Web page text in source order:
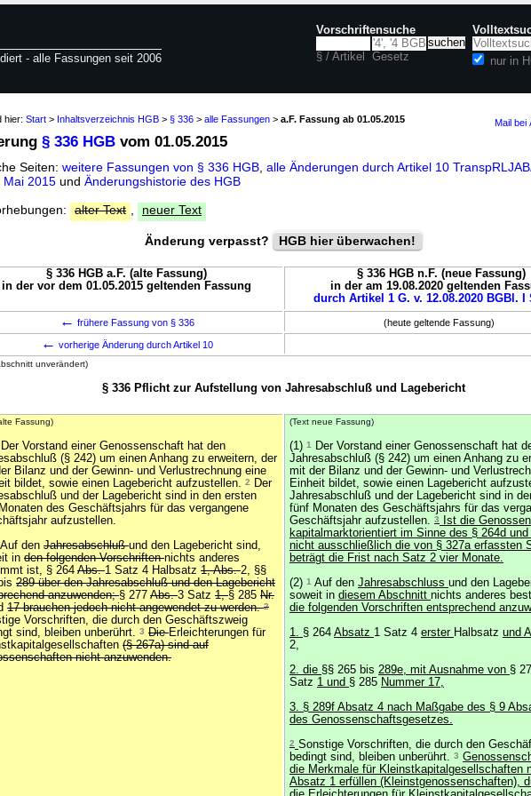
- alle Fassungen seit 2006
Vorschriftensuche
§ / Artikel Gesetz nur in
hier: Start > Inhaltsverzeichnis HGB > § 336 > alle Fassungen > a.F. Fassung ab 01.05.2015 Mail bei
§ 336 HGB vom 01.05.2015
Seiten: weitere Fassungen von § 336 HGB alle Änderungen durch Artikel 10
Mai 2015 und Änderungshistorie des HGB
alter Text neuer Text
Änderung verpasst? HGB hier überwachen!
§ 336 HGB a.F. (alte Fassung)
in der vor dem 01.05.2015 geltenden Fassung
§ 336 HGB n.F. (neue Fassung)
in der am 19.08.2020 geltenden
durch Artikel 1 G. v. 12.08.2020 BGBl. I
← frühere Fassung von § 336 (heute geltende Fassung)
← vorherige Änderung durch Artikel 10
unverändert)
§ 336 Pflicht zur Aufstellung von Jahresabschluß und Lagebericht
Fassung)
Der Vorstand einer Genossenschaft hat den
(§ 242) um einen Anhang zu erweitern, der
Bilanz und der Gewinn- und Verlustrechnung eine
bildet, sowie einen Lagebericht aufzustellen. 2
Der
und der Lagebericht sind in den ersten
des Geschäftsjahrs für das vergangene
aufzustellen.
Auf den Jahresabschlußund den Lagebericht sind,
in den folgenden Vorschriftennichts anderes
ist, § 264 Abs.1 Satz 4 Halbsatz 1, Abs.2, §§
289 über den Jahresabschluß und den Lagebericht
anzuwenden;§ 277 Abs.3 Satz 1,§ 285 Nr.
17 brauchen jedoch nicht angewendet zu werden.2
Vorschriften, die durch den Geschäftszweig
sind, bleiben unberührt. 3 DieErleichterungen für
(§ 267a) sind auf
nicht anzuwenden.
(Text neue Fassung)
(1) 1
Der Vorstand einer Genossenschaft hat
Jahresabschluß (§ 242) um einen Anhang zu
mit der Bilanz und der Gewinn- und
Einheit bildet, sowie einen Lagebericht
Jahresabschluß und der Lagebericht sind in
fünf Monaten des Geschäftsjahrs für das
Geschäftsjahr aufzustellen. 3
Ist die
kapitalmarktorientiert im Sinne des § 264d
nicht ausschließlich die von § 327a erfassten
beträgt die Frist nach Satz 2 vier Monate.
(2) 1 Auf den Jahresabschluss und den
soweit in diesem Abschnitt nichts anderes
die folgenden Vorschriften entsprechend
1. § 264 Absatz 1 Satz 4 erster Halbsatz und
2,
2. die §§ 265 bis 289e, mit Ausnahme von §
Satz 1 und § 285 Nummer 17,
3. § 289f Absatz 4 nach Maßgabe des § 9
des Genossenschaftsgesetzes.
2 Sonstige Vorschriften, die durch den
bedingt sind, bleiben unberührt. 3
die Merkmale für Kleinstkapitalgesellschaften
Absatz 1 erfüllen (Kleinstgenossenschaften),